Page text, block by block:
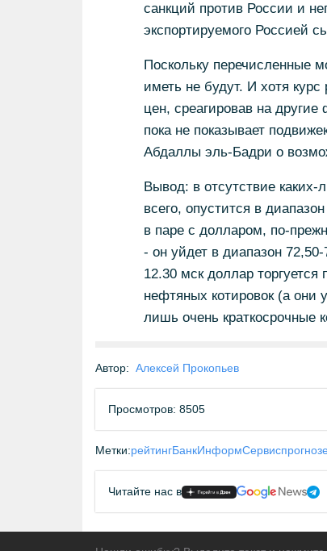
санкций против России и
экспортируемого Россией
Поскольку перечисленные
иметь не будут. И хотя
цен, среагировав на
пока не показывает
Абдаллы эль-Бадри о
Вывод: в отсутствие
всего, опустится в
в паре с долларом, по-
- он уйдет в диапазон
12.30 мск доллар
нефтяных котировок (а они
лишь очень краткосрочные
Автор: Алексей Прокопьев
Просмотров: 8505
Метки:рейтингБанкИнформСервиспрогноз
Читайте нас в